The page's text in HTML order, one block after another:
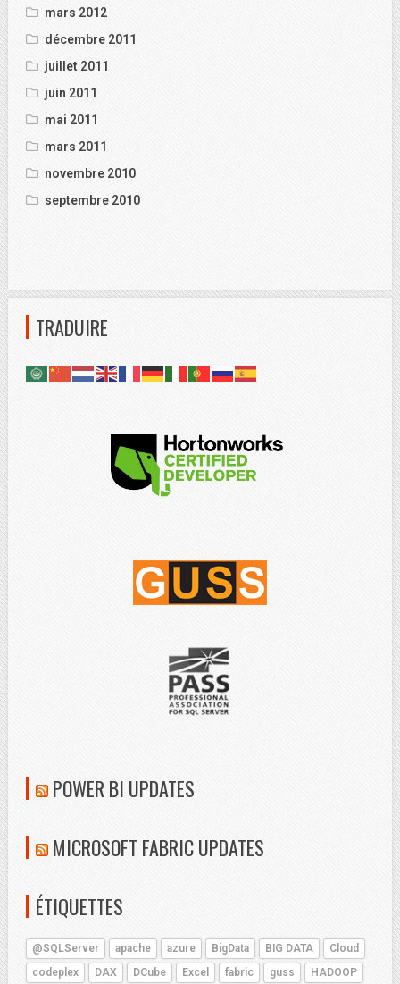
mars 2012
décembre 2011
juillet 2011
juin 2011
mai 2011
mars 2011
novembre 2010
septembre 2010
TRADUIRE
POWER BI UPDATES
MICROSOFT FABRIC UPDATES
ÉTIQUETTES
@SQLServer apache azure BigData BIG DATA
Cloud
codeplex
DAX DCube Excel fabric guss HADOOP